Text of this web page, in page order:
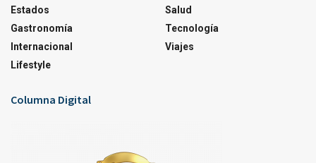
Estados
Gastronomía
Internacional
Lifestyle
Salud
Tecnología
Viajes
Columna Digital